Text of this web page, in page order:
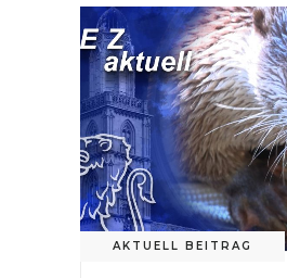
AKTUELL BEITRAG